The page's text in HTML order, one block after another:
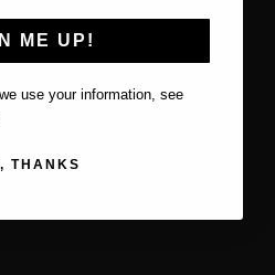
ME UP!
use your information, see
THANKS